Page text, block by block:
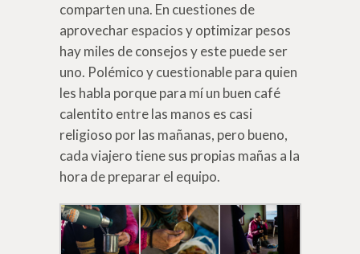
comparten una. En cuestiones de
aprovechar espacios y optimizar pesos
hay miles de consejos y este puede ser
uno. Polémico y cuestionable para quien
les habla porque para mí un buen café
calentito entre las manos es casi
religioso por las mañanas, pero bueno,
cada viajero tiene sus propias mañas a la
hora de preparar el equipo.